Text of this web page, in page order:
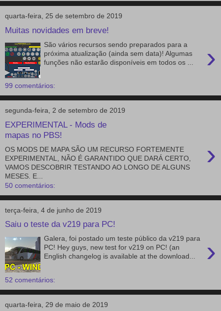
quarta-feira, 25 de setembro de 2019
Muitas novidades em breve!
›
São vários recursos sendo preparados para a
próxima atualização (ainda sem data)! Algumas
funções não estarão disponíveis em todos os ...
99 comentários:
segunda-feira, 2 de setembro de 2019
EXPERIMENTAL - Mods de
mapas no PBS!
›
OS MODS DE MAPA SÃO UM RECURSO FORTEMENTE
EXPERIMENTAL, NÃO É GARANTIDO QUE DARÁ CERTO,
VAMOS DESCOBRIR TESTANDO AO LONGO DE ALGUNS
MESES. E...
50 comentários:
terça-feira, 4 de junho de 2019
Saiu o teste da v219 para PC!
›
Galera, foi postado um teste público da v219 para
PC! Hey guys, new test for v219 on PC! (an
English changelog is available at the download...
52 comentários:
quarta-feira, 29 de maio de 2019